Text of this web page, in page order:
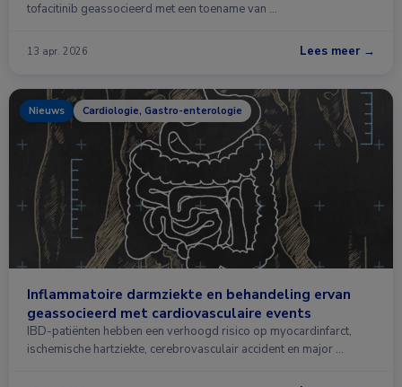
tofacitinib geassocieerd met een toename van …
13 apr. 2026 Lees meer →
Nieuws Cardiologie, Gastro-enterologie
Inflammatoire darmziekte en behandeling ervan
geassocieerd met cardiovasculaire events
IBD-patiënten hebben een verhoogd risico op myocardinfarct,
ischemische hartziekte, cerebrovasculair accident en major …